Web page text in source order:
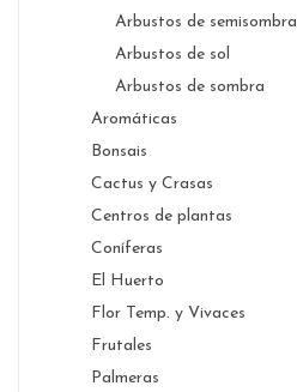
Arbustos de semisombra
Arbustos de sol
Arbustos de sombra
Aromáticas
Bonsais
Cactus y Crasas
Centros de plantas
Coníferas
El Huerto
Flor Temp. y Vivaces
Frutales
Palmeras